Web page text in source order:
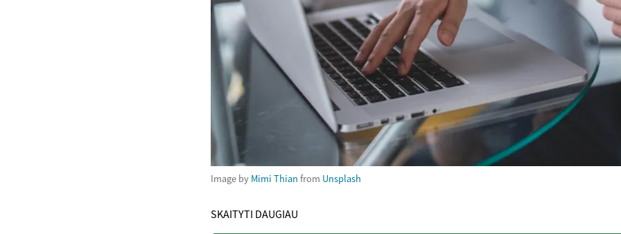
Image by Mimi Thian from Unsplash
SKAITYTI DAUGIAU